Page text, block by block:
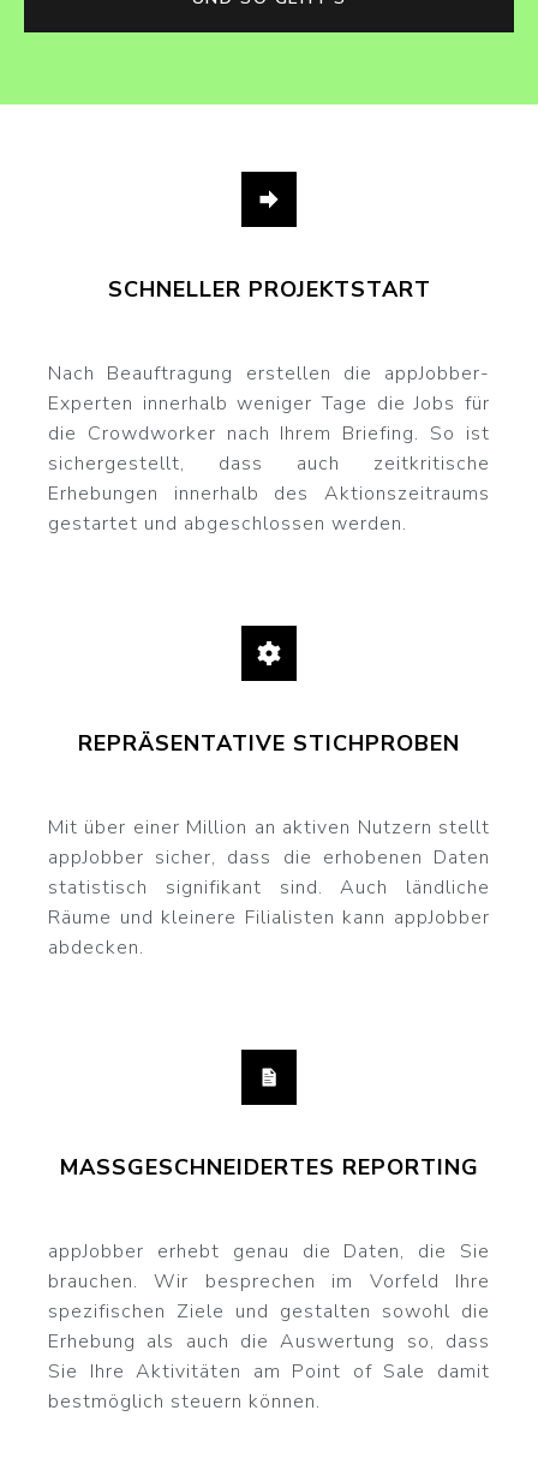
SCHNELLER PROJEKTSTART
Nach Beauftragung erstellen die appJobber-
Experten innerhalb weniger Tage die Jobs für
die Crowdworker nach Ihrem Briefing. So ist
sichergestellt, dass auch zeitkritische
Erhebungen innerhalb des Aktionszeitraums
gestartet und abgeschlossen werden.
REPRÄSENTATIVE STICHPROBEN
Mit über einer Million an aktiven Nutzern stellt
appJobber sicher, dass die erhobenen Daten
statistisch signifikant sind. Auch ländliche
Räume und kleinere Filialisten kann appJobber
abdecken.
MASSGESCHNEIDERTES REPORTING
appJobber erhebt genau die Daten, die Sie
brauchen. Wir besprechen im Vorfeld Ihre
spezifischen Ziele und gestalten sowohl die
Erhebung als auch die Auswertung so, dass
Sie Ihre Aktivitäten am Point of Sale damit
bestmöglich steuern können.